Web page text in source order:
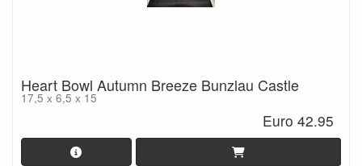
Heart Bowl Autumn Breeze Bunzlau Castle
17,5 x 6,5 x 15
Euro 42.95